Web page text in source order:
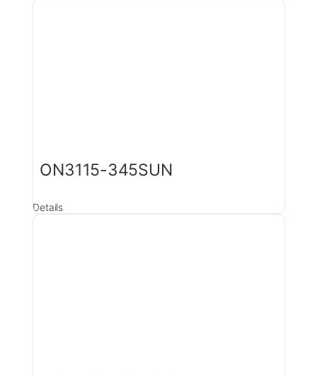
ON3115-345SUN
Details